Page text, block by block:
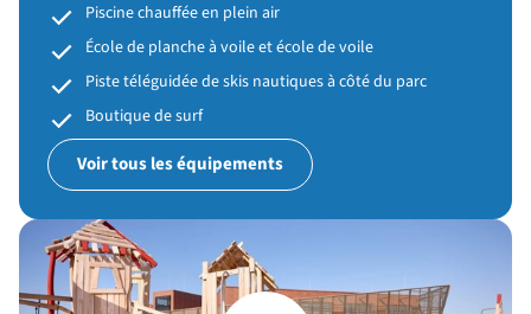
Piscine chauffée en plein air
École de planche à voile et école de voile
Piste téléguidée de skis nautiques à côté du parc
Boutique de surf
Voir tous les équipements